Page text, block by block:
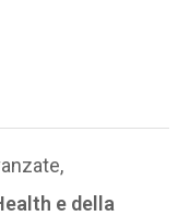
e della